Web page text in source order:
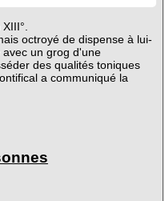
octroyé de dispense à lui-
un grog d'une
des qualités toniques
a communiqué la